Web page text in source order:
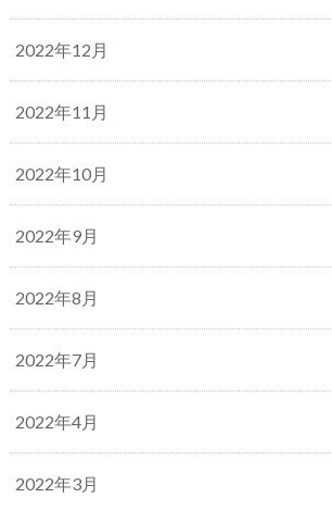
2022年12月
2022年11月
2022年10月
2022年9月
2022年8月
2022年7月
2022年4月
2022年3月